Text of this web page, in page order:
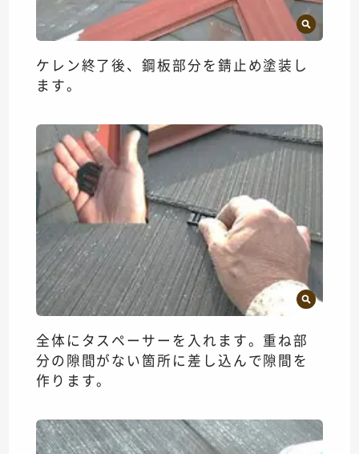
ケレン終了後、鋼板部分を錆止め塗装し
ます。
全体にタスペーサーを入れます。重ね部
分の隙間がない箇所に差し込んで隙間を
作ります。